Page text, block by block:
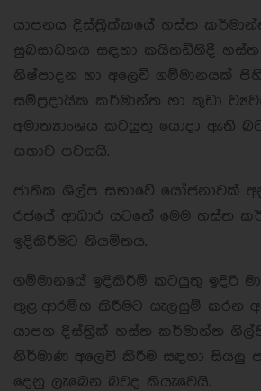
යාපනය දිස්ත්‍රික්කයේ හස්ත
සුබසාධනය සඳහා කයිතඩිහිදී
නිෂ්පාදන හා අලෙවි ගම්මානයක්
සම්ප්‍රදායික කර්මාන්ත හා කුඩා
අමාත්‍යාංශය කටයුතු යොදා ඇති
සභාව පවසයි.
ජාතික ශිල්ප සභාවේ යෝජනාවක්
රජයේ ආධාර යටතේ මෙම හස්ත
ඉදිකිරීමට නියමිතය.
ගම්මානයේ ඉදිකිරීම් කටයුතු ඉදිරි
තුළ ආරම්භ කිරීමට සැලසුම් කරන
යාපන දිස්ත්‍රික් හස්ත කර්මාන්ත
නිර්මාණ අලෙවි කිරීම සඳහා සියලු
දෙනු ලැබෙන බවද කියැවෙයි.